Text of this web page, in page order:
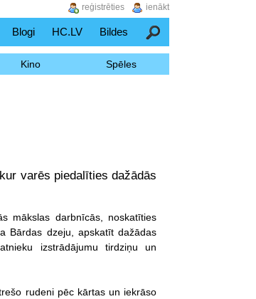
Blogi HC.LV Bildes Meklēšana
Kino Spēles
varēs piedalīties dažādās
mākslas darbnīcās, noskatīties
Bārdas dzeju, apskatīt dažādas
izstrādājumu tirdziņu un
rudeni pēc kārtas un iekrāso
ienākt
reģistrēties